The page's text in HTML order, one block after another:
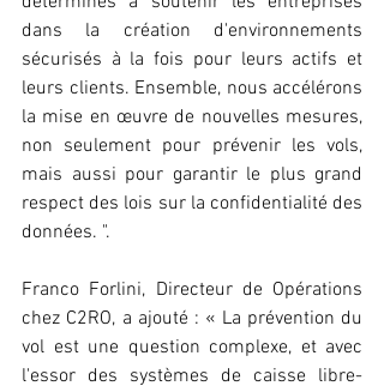
dans la création d'environnements
sécurisés à la fois pour leurs actifs et
leurs clients. Ensemble, nous accélérons
la mise en œuvre de nouvelles mesures,
non seulement pour prévenir les vols,
mais aussi pour garantir le plus grand
respect des lois sur la confidentialité des
données. ".
Franco Forlini, Directeur de Opérations
chez C2RO, a ajouté : « La prévention du
vol est une question complexe, et avec
l'essor des systèmes de caisse libre-